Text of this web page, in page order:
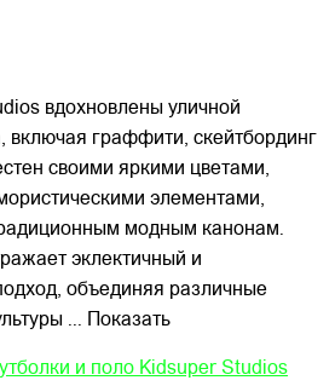
вдохновлены уличной
включая граффити, скейтбординг
своими яркими цветами,
элементами,
модным канонам.
эклектичный и
объединяя различные
... Показать
и поло Kidsuper Studios